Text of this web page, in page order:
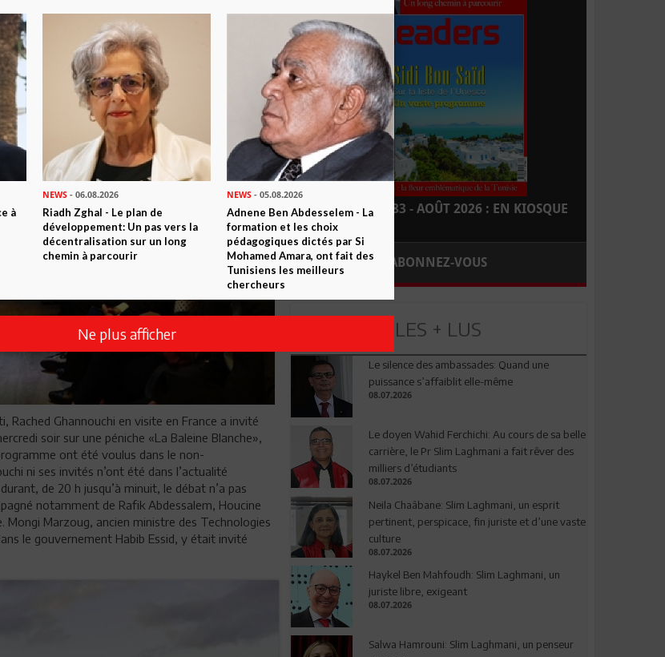
Rached Ghannouchi en visite en France a invité
soir sur une péniche «La Baleine Blanche»,
ont été voulus dans le non-
ni ses invités n’ont été dans l’actualité
de 20 h jusqu’à minuit, le débat n’a pas
notamment de Rafik Abdessalem, Houcine
Mongi Marzoug, ancien ministre des Technologies
le gouvernement Habib Essid, y était invité
LEADERS N° 183 - AOÛT 2026 : EN KIOSQUE
ABONNEZ-VOUS
LES + LUS
Le silence des ambassades: Quand une
puissance s’affaiblit elle-même
08.07.2026
Le doyen Wahid Ferchichi: Au cours de sa belle
carrière, le Pr Slim Laghmani a fait rêver des
milliers d’étudiants
08.07.2026
Neila Chaâbane: Slim Laghmani, un esprit
pertinent, perspicace, fin juriste et d’une vaste
culture
08.07.2026
Haykel Ben Mahfoudh: Slim Laghmani, un
juriste libre, exigeant
08.07.2026
Salwa Hamrouni: Slim Laghmani, un penseur
à
NEWS - 06.08.2026
Riadh Zghal - Le plan de
développement: Un pas vers la
décentralisation sur un long
chemin à parcourir
NEWS- 05.08.2026
Adnene Ben Abdesselem - La
formation et les choix
pédagogiques dictés par Si
Mohamed Amara, ont fait des
Tunisiens les meilleurs
chercheurs
Ne plus afficher